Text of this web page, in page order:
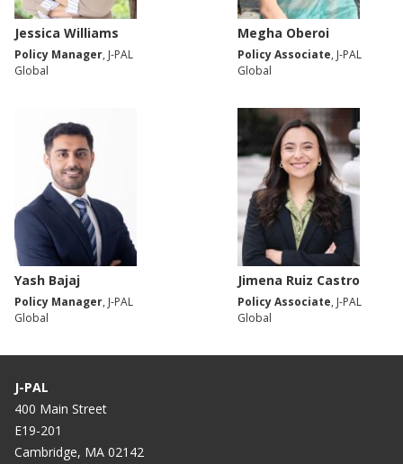
Jessica Williams
Policy Manager, J-PAL
Global
Megha Oberoi
Policy Associate, J-PAL
Global
Yash Bajaj
Policy Manager, J-PAL
Global
Jimena Ruiz Castro
Policy Associate, J-PAL
Global
J-PAL
400 Main Street
E19-201
Cambridge, MA 02142